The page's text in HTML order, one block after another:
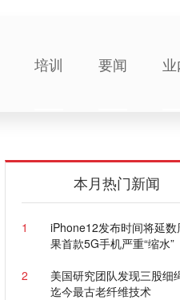
培训 要闻
本月热门新闻
1
iPhone12发布时间将延数
果首款5G手机严重“缩水”
2
美国研究团队发现三股细
迄今最古老纤维技术